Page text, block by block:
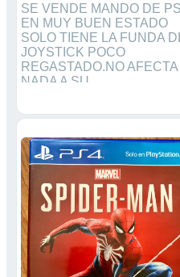
SE VENDE MANDO DE
EN MUY BUEN ESTADO
SOLO TIENE LA FUNDA
JOYSTICK POCO
REGASTADO.NO AFECTA
NADA A SU